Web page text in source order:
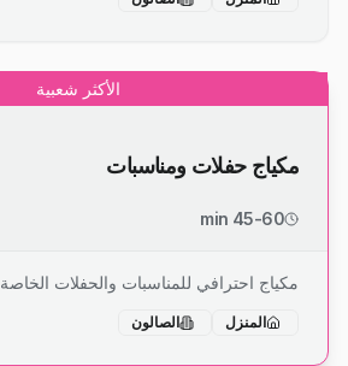
الأكثر شعبية
مكياج حفلات ومناسبات
45-60 min
مكياج احترافي للمناسبات والحفلات الخاصة
المنزل الصالون